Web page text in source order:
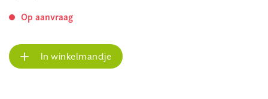
Op aanvraag
In winkelmandje